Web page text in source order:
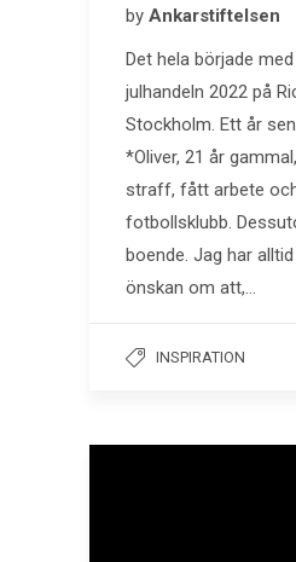
by Ankarstiftelsen
Det hela började
julhandeln 2022 på
Stockholm. Ett år
*Oliver, 21 år
straff, fått arbete
fotbollsklubb.
boende. Jag har
önskan om att,…
INSPIRATION